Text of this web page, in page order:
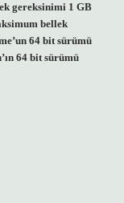
gereksinimi 1 GB
bellek
64 bit sürümü
64 bit sürümü